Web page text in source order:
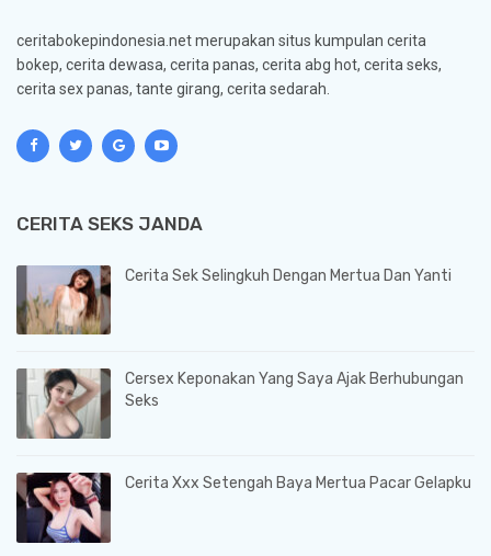
ceritabokepindonesia.net merupakan situs kumpulan cerita
bokep, cerita dewasa, cerita panas, cerita abg hot, cerita seks,
cerita sex panas, tante girang, cerita sedarah.
CERITA SEKS JANDA
Cerita Sek Selingkuh Dengan Mertua Dan Yanti
Cersex Keponakan Yang Saya Ajak Berhubungan
Seks
Cerita Xxx Setengah Baya Mertua Pacar Gelapku